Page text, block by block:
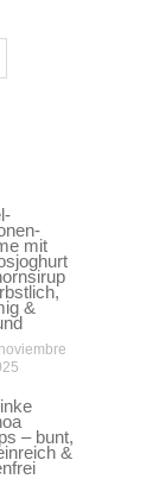
mit
&
– bunt,
&